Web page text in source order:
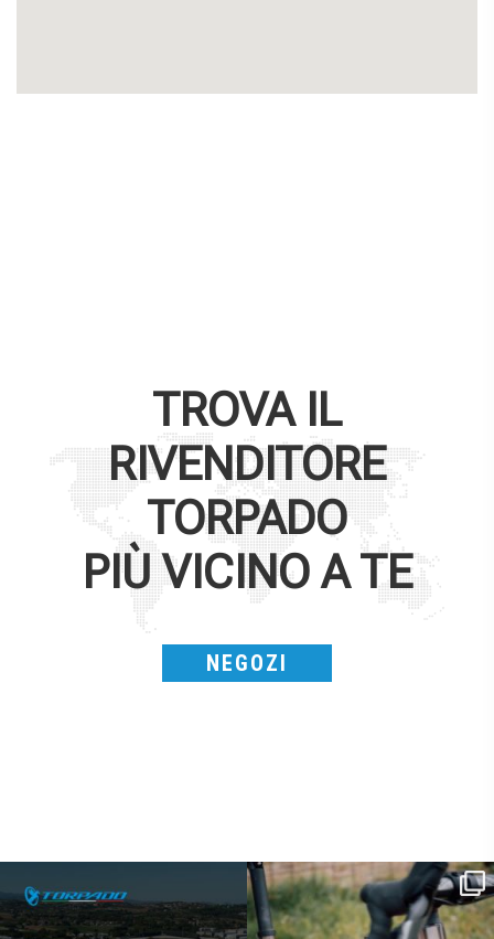
TROVA IL
RIVENDITORE
TORPADO
PIÙ VICINO A TE
NEGOZI
IBF sta per...
Kepler R è la gravel pensata per affrontare
lunghe...